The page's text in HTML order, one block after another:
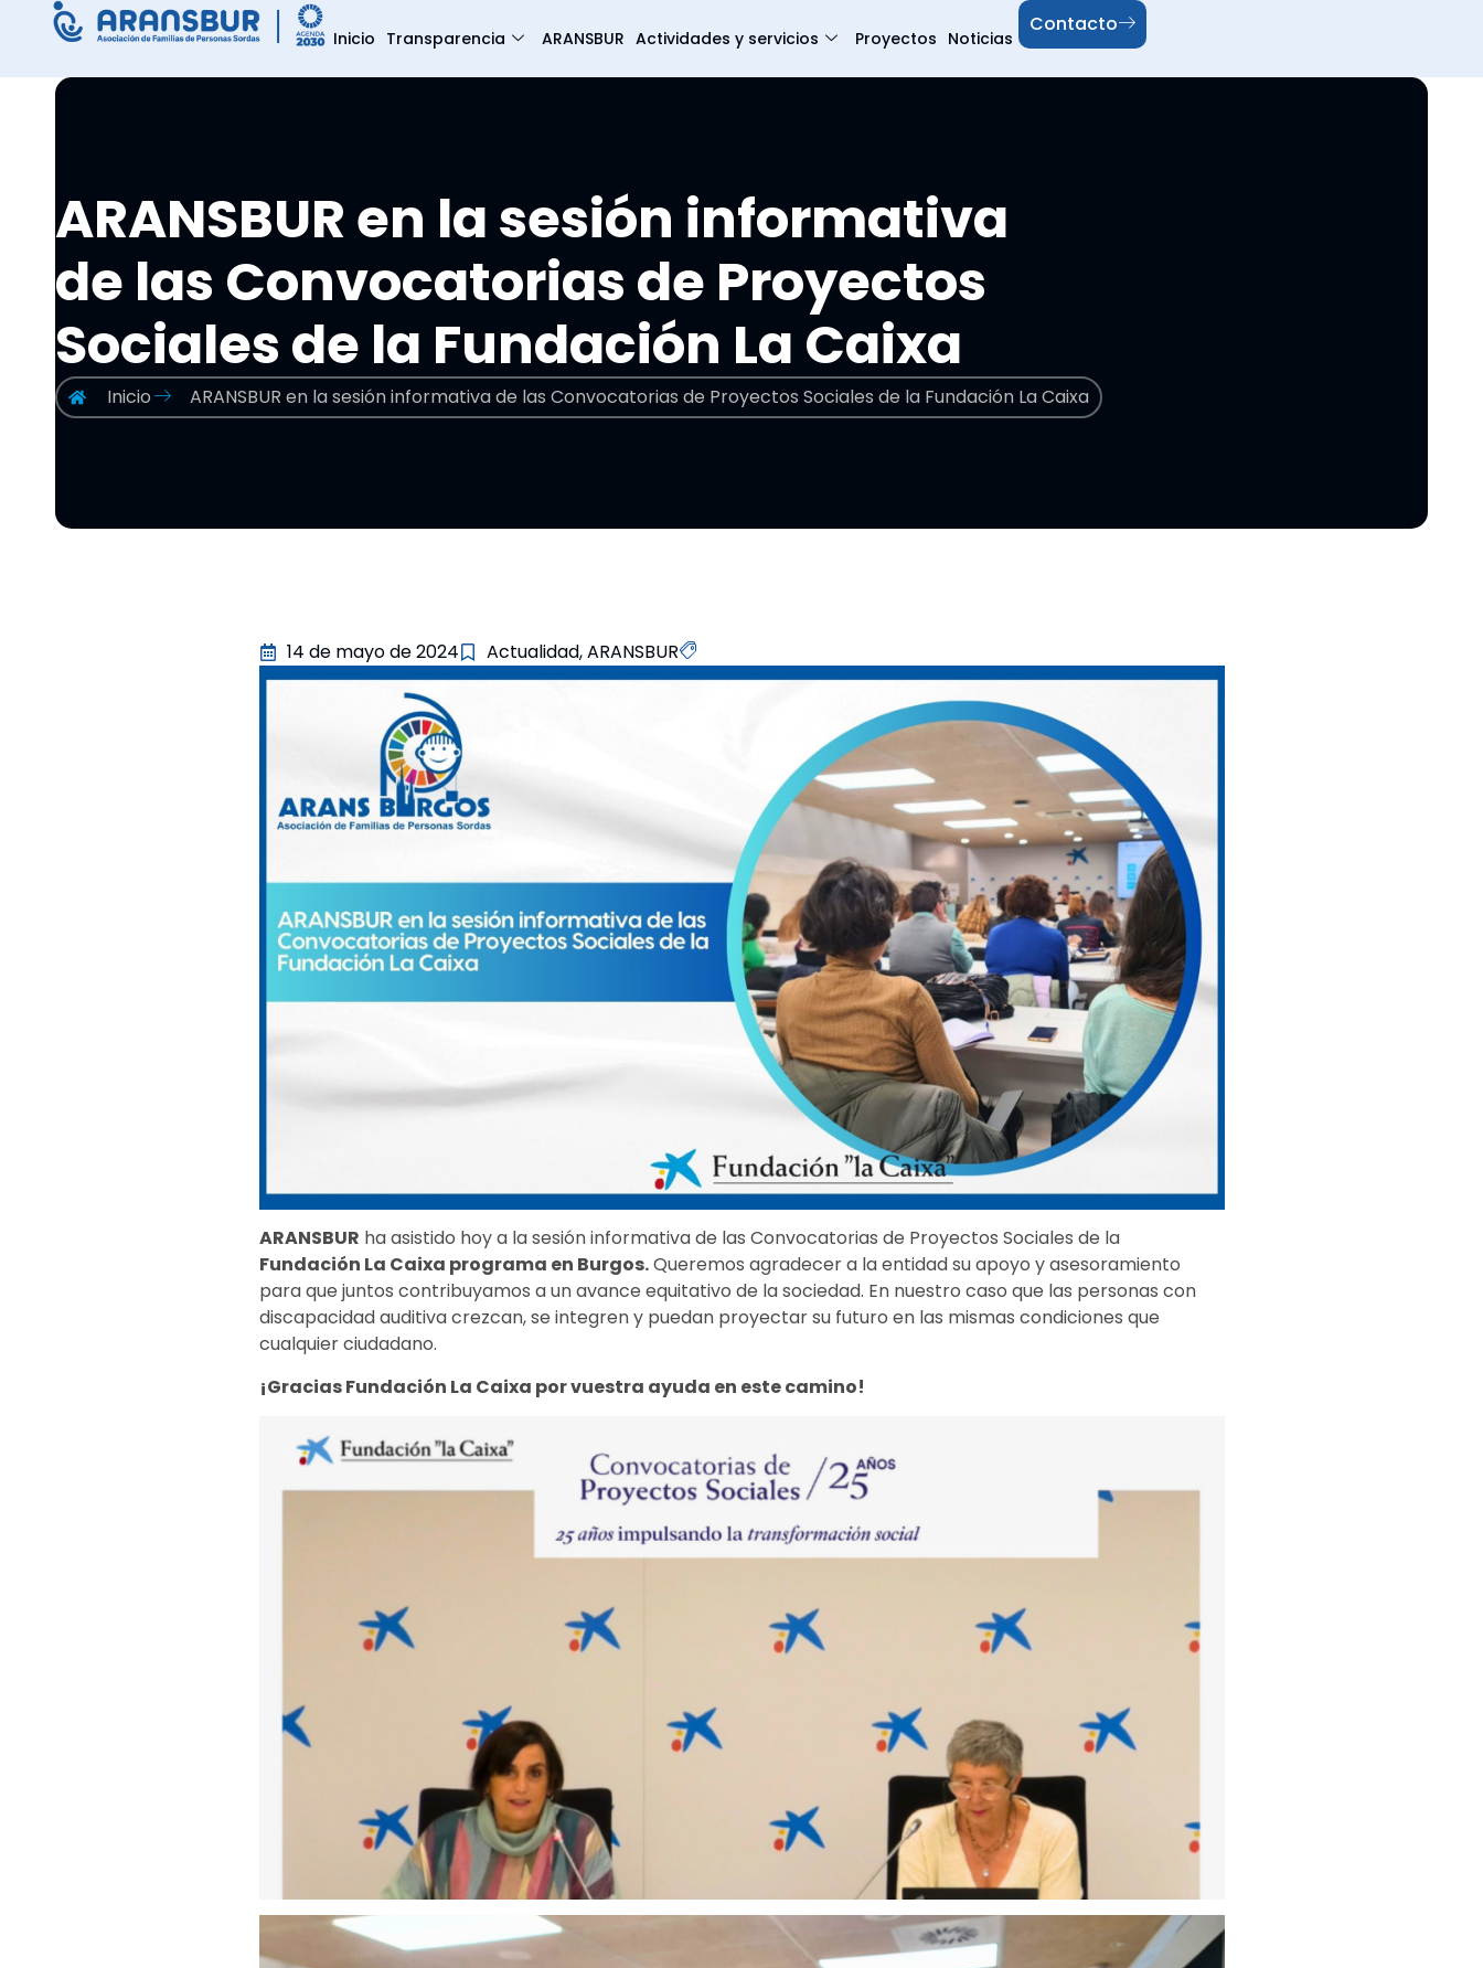
Inicio Transparencia ARANSBUR Actividades y servicios Proyectos Noticias
Contacto
ARANSBUR en la sesión informativa
de las Convocatorias de Proyectos
Sociales de la Fundación La Caixa
Inicio ARANSBUR en la sesión informativa de las Convocatorias de Proyectos Sociales de la Fundación La Caixa
14 de mayo de 2024 Actualidad,ARANSBUR
ARANSBUR ha asistido hoy a la sesión informativa de las Convocatorias de Proyectos Sociales de la
Fundación La Caixa programa en Burgos.Queremos agradecer a la entidad su apoyo y asesoramiento
para que juntos contribuyamos a un avance equitativo de la sociedad. En nuestro caso que las personas con
discapacidad auditiva crezcan, se integren y puedan proyectar su futuro en las mismas condiciones que
cualquier ciudadano.
¡Gracias Fundación La Caixa por vuestra ayuda en este camino!